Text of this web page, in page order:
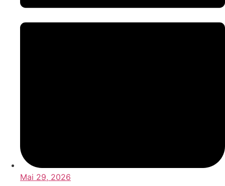
Mai 29, 2026